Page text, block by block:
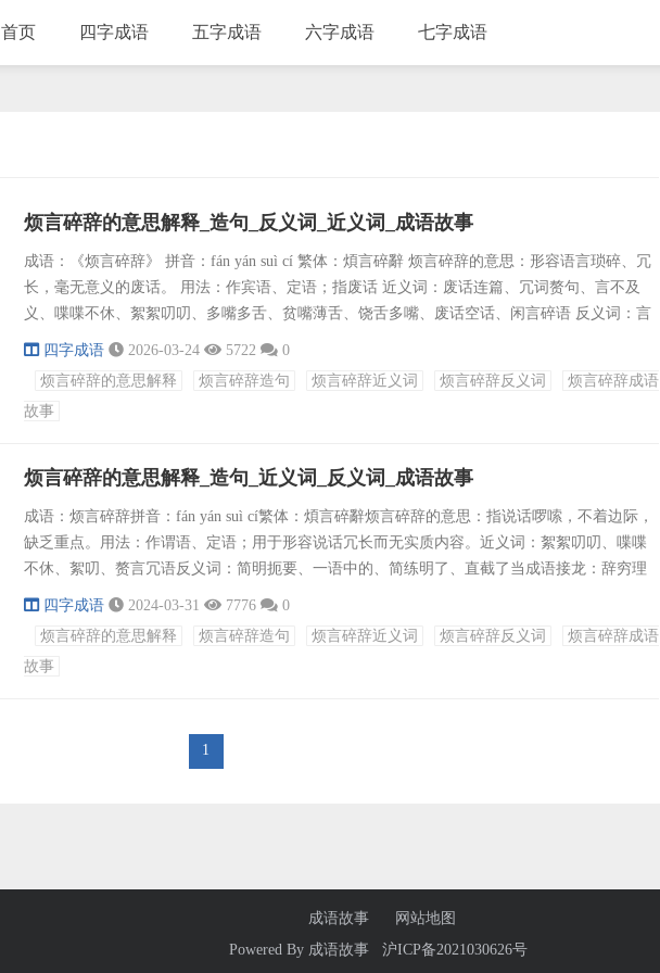
首页 四字成语 五字成语 六字成语 七字成语
烦言碎辞的意思解释_造句_反义词_近义词_成语故事
成语：《烦言碎辞》 拼音：fán yán suì cí 繁体：煩言碎辭 烦言碎辞的意思：形容语言琐碎、冗
长，毫无意义的废话。 用法：作宾语、定语；指废话 近义词：废话连篇、冗词赘句、言不及
义、喋喋不休、絮絮叨叨、多嘴多舌、贫嘴薄舌、饶舌多嘴、废话空话、闲言碎语 反义词：言
简意赅、简明扼要、一针见血、要言不烦、提纲挈领、提纲举领、三言两语、片言只语、短小
诞不经 → 经久不息 → 息事宁人 → 人山人海 →...
四字成语 2026-03-24 5722
0
烦言碎辞的意思解释
烦言碎辞造句 烦言碎辞近义词 烦言碎辞反义词
烦言碎辞成语
故事
烦言碎辞的意思解释_造句_近义词_反义词_成语故事
成语：烦言碎辞拼音：fán yán suì cí繁体：煩言碎辭烦言碎辞的意思：指说话啰嗦，不着边际，
缺乏重点。用法：作谓语、定语；用于形容说话冗长而无实质内容。近义词：絮絮叨叨、喋喋
不休、絮叨、赘言冗语反义词：简明扼要、一语中的、简练明了、直截了当成语接龙：辞穷理
尽、辞不达意、辞严意正、辞色俱厉、辞严义正、辞简意赅、辞富属盛、辞辩高深、辞花语
讲话从不直接点题。会议上，她的烦言碎辞让人昏昏欲睡。他写的报告充满了烦言碎辞，阅读
起来非常费劲...
四字成语 2024-03-31 7776
0
烦言碎辞的意思解释
烦言碎辞造句 烦言碎辞近义词 烦言碎辞反义词
烦言碎辞成语
故事
1
成语故事
网站地图
Powered By 成语故事 沪ICP备2021030626号